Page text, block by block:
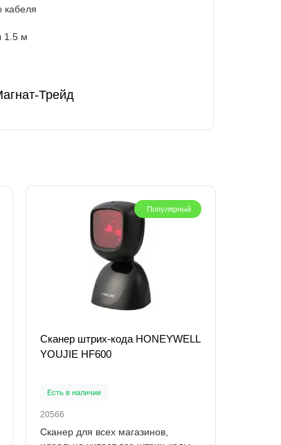
кабеля
1.5 м
Трейд
Популярный
Cканер штрих-кода HONEYWELL
YOUJIE HF600
Есть в наличии
20566
Сканер для всех магазинов,